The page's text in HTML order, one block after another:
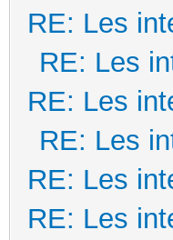
RE: Les
RE: Les
RE: Les
RE: Les
RE: Les
RE: Les